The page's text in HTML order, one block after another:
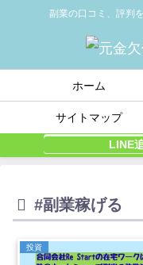
副業の口コミ、評判
ホーム
サイトマップ
LINE
#副業稼げる
投資